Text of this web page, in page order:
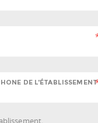
DE L'ÉTABLISSEMENT